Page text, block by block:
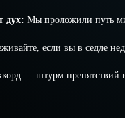
дух: Мы проложили путь
если вы в седле
— штурм препятствий в